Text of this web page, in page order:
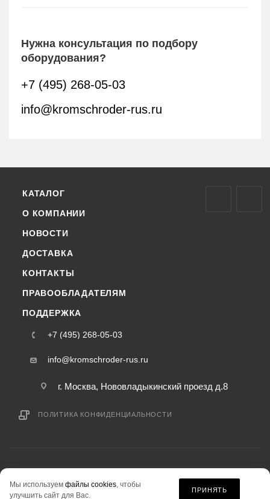
Нужна консультация по подбору
оборудования?
+7 (495) 268-05-03
info@kromschroder-rus.ru
КАТАЛОГ
О КОМПАНИИ
НОВОСТИ
ДОСТАВКА
КОНТАКТЫ
ПРАВООБЛАДАТЕЛЯМ
ПОДДЕРЖКА
+7 (495) 268-05-03
info@kromschroder-rus.ru
г. Москва, Нововладыкинский проезд д.8
ПОЛИТИКА КОНФИДЕНЦИАЛЬНОСТИ
информация на сайте «kromschroder-rus.ru» не является публичной офертой.
Мы используем файлы cookies, чтобы
улучшить сайт для Вас.
ПРИНЯТЬ